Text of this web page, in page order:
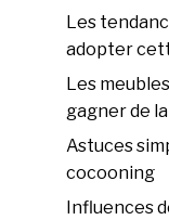
Les
adopter
Les
gagner de
Astuces
cocooning
Influences